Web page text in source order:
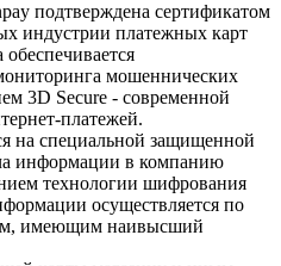
подтверждена сертификатом
индустрии платежных карт
мошеннических
3D Secure - современной
платежей.
на специальной защищенной
информации в компанию
технологии шифрования
осуществляется по
имеющим наивысший